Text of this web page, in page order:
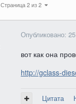
Страница 2 из 2
Опубликовано:
вот как она
http://gclass-
Цитата